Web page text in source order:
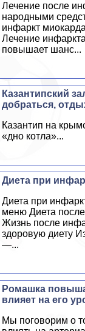
Лечение после
народными
инфаркт
Лечение
повышает шанс...
Казантипский
добраться,
Казантип на
«дно котла»...
Диета при
Диета при
меню Диета
Жизнь после
здоровую диету
—...
Ромашка
влияет на его
Мы поговорим о